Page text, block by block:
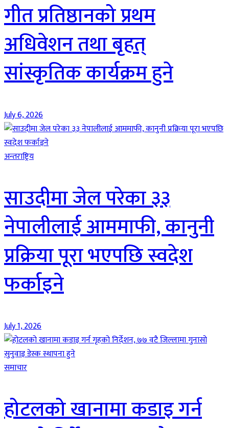
गीत प्रतिष्ठानको प्रथम
अधिवेशन तथा बृहत्
सांस्कृतिक कार्यक्रम हुने
July 6, 2026
अन्तराष्ट्रिय
साउदीमा जेल परेका ३३
नेपालीलाई आममाफी, कानुनी
प्रक्रिया पूरा भएपछि स्वदेश
फर्काइने
July 1, 2026
समाचार
होटलको खानामा कडाइ गर्न